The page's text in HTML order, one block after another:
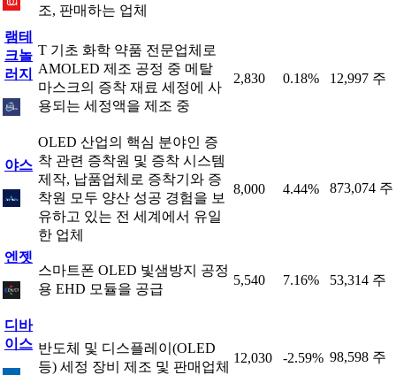
조, 판매하는 업체
램테
크놀
러지
T 기초 화학 약품 전문업체로
AMOLED 제조 공정 중 메탈
마스크의 증착 재료 세정에 사
용되는 세정액을 제조 중
2,830 0.18% 12,997 주
야스
OLED 산업의 핵심 분야인 증
착 관련 증착원 및 증착 시스템
제작, 납품업체로 증착기와 증
착원 모두 양산 성공 경험을 보
유하고 있는 전 세계에서 유일
한 업체
8,000 4.44% 873,074 주
엔젯
스마트폰 OLED 빛샘방지 공정
용 EHD 모듈을 공급
5,540 7.16% 53,314 주
디바
이스 반도체 및 디스플레이(OLED
등) 세정 장비 제조 및 판매업체
12,030 -2.59% 98,598 주